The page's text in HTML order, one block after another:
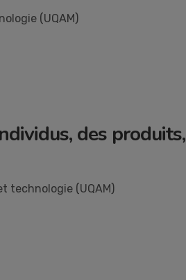
(UQAM)
des produits,
technologie (UQAM)